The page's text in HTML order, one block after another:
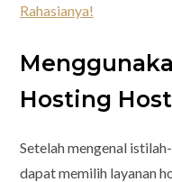
Rahasianya!
Hosting
Setelah mengenal
dapat memilih layanan